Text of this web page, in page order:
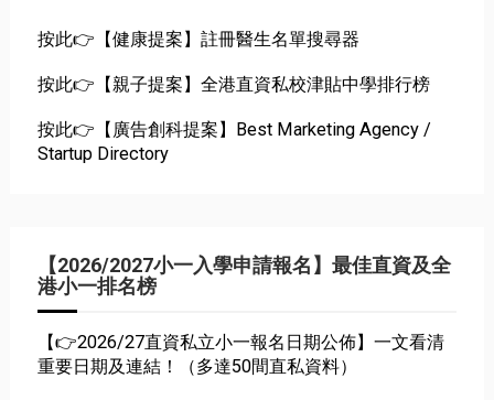
按此👉【健康提案】註冊醫生名單搜尋器
按此👉【親子提案】全港直資私校津貼中學排行榜
按此👉【廣告創科提案】Best Marketing Agency /
Startup Directory
【2026/2027小一入學申請報名】最佳直資及全
港小一排名榜
【👉2026/27直資私立小一報名日期公佈】一文看清
重要日期及連結！（多達50間直私資料）